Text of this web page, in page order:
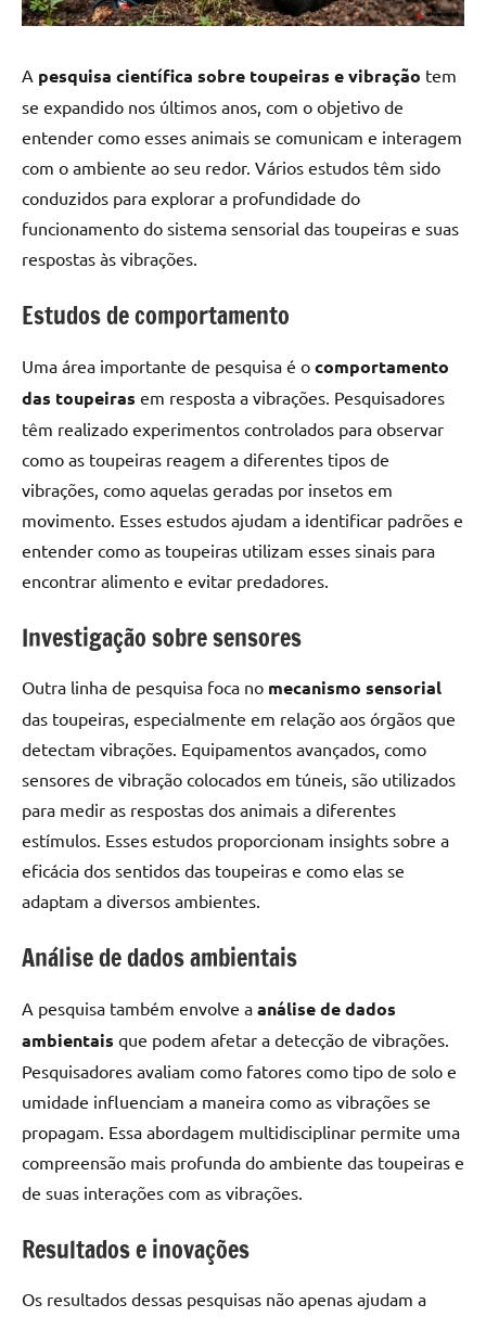
A pesquisa científica sobre toupeiras e vibração tem
se expandido nos últimos anos, com o objetivo de
entender como esses animais se comunicam e interagem
com o ambiente ao seu redor. Vários estudos têm sido
conduzidos para explorar a profundidade do
funcionamento do sistema sensorial das toupeiras e suas
respostas às vibrações.
Estudos de comportamento
Uma área importante de pesquisa é o comportamento
das toupeiras em resposta a vibrações. Pesquisadores
têm realizado experimentos controlados para observar
como as toupeiras reagem a diferentes tipos de
vibrações, como aquelas geradas por insetos em
movimento. Esses estudos ajudam a identificar padrões e
entender como as toupeiras utilizam esses sinais para
encontrar alimento e evitar predadores.
Investigação sobre sensores
Outra linha de pesquisa foca no mecanismo sensorial
das toupeiras, especialmente em relação aos órgãos que
detectam vibrações. Equipamentos avançados, como
sensores de vibração colocados em túneis, são utilizados
para medir as respostas dos animais a diferentes
estímulos. Esses estudos proporcionam insights sobre a
eficácia dos sentidos das toupeiras e como elas se
adaptam a diversos ambientes.
Análise de dados ambientais
A pesquisa também envolve a análise de dados
ambientais que podem afetar a detecção de vibrações.
Pesquisadores avaliam como fatores como tipo de solo e
umidade influenciam a maneira como as vibrações se
propagam. Essa abordagem multidisciplinar permite uma
compreensão mais profunda do ambiente das toupeiras e
de suas interações com as vibrações.
Resultados e inovações
Os resultados dessas pesquisas não apenas ajudam a